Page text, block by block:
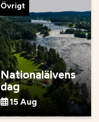
Övrigt
Nationalälvens
dag
15 Aug